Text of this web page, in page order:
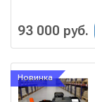
93 000 руб.
Новинка